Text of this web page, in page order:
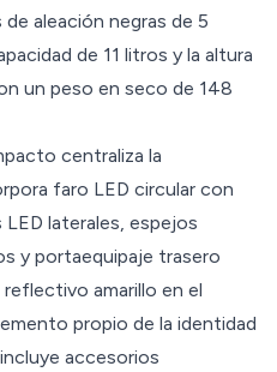
aleación negras de 5
de 11 litros y la altura
un peso en seco de 148
centraliza la
faro LED circular con
laterales, espejos
y portaequipaje trasero
amarillo en el
propio de la identidad
accesorios